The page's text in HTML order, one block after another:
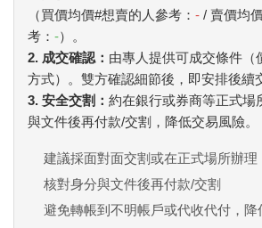
（買價均價#想賣的人參考： - / 賣價均
考： -）。
2. 成交確認： 由專人提供可成交條件（
方式）。雙方確認細節後，即安排後續
3. 安全交割： 約在銀行或券商等正式場
與文件後再付款/交割，降低交易風險。
建議採面對面交割或在正式場所辦理
核對身分與文件後再付款/交割
避免轉帳到不明帳戶或代收代付，降